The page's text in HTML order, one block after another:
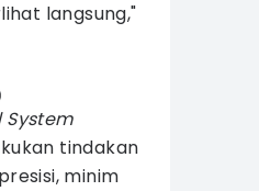
langsung,"
System
tindakan
minim